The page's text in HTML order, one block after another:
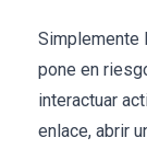
Simplemente
pone en
interactuar
enlace, abrir